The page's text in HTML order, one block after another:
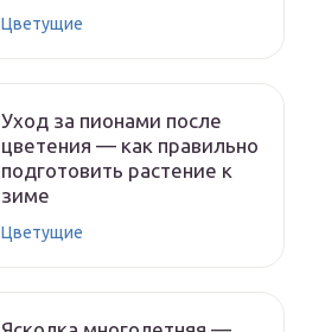
Цветущие
Уход за пионами после
цветения — как правильно
подготовить растение к
зиме
Цветущие